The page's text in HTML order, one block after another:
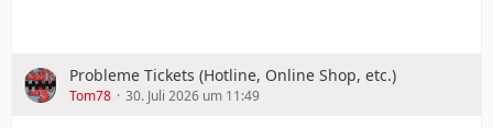
Probleme Tickets (Hotline, Online Shop, etc.)
Tom78 30. Juli 2026 um 11:49